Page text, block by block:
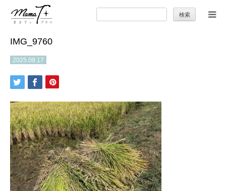
索:
IMG_9760
2025.09.17
トップ
セカンドキャリア
暮らしの小ワザ
子育て
季節の行事やお出かけ